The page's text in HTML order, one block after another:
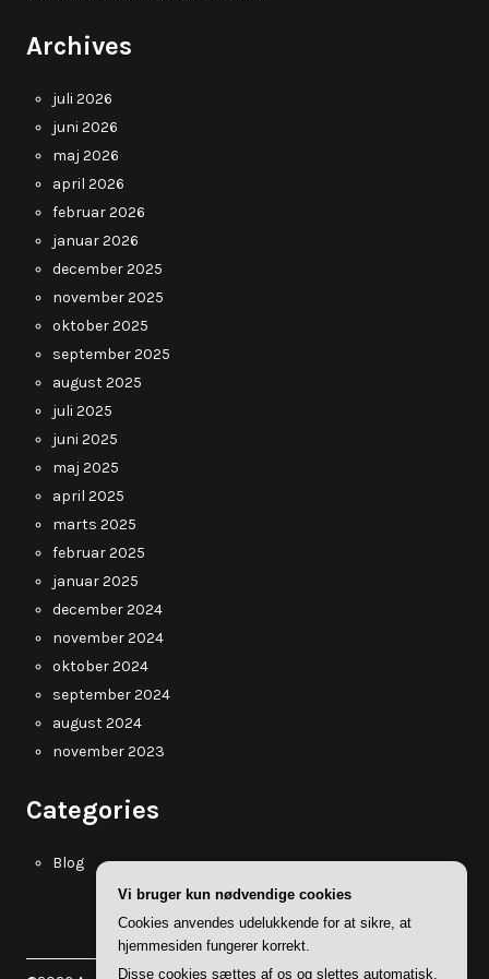
Archives
juli 2026
juni 2026
maj 2026
april 2026
februar 2026
januar 2026
december 2025
november 2025
oktober 2025
september 2025
august 2025
juli 2025
juni 2025
maj 2025
april 2025
marts 2025
februar 2025
januar 2025
december 2024
november 2024
oktober 2024
september 2024
august 2024
november 2023
Categories
Blog
Vi bruger kun nødvendige cookies
Cookies anvendes udelukkende for at sikre, at
hjemmesiden fungerer korrekt.
Disse cookies sættes af os og slettes automatisk,